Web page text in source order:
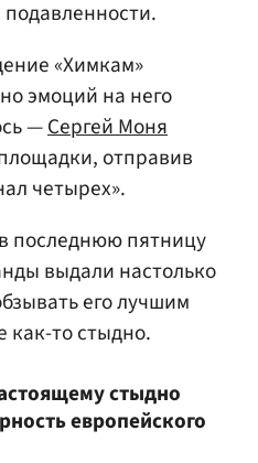
«Химкам»
эмоций на него
—Сергей Моня
отправив
четырех».
последнюю пятницу
выдали настолько
его лучшим
как-то стыдно.
стыдно
европейского